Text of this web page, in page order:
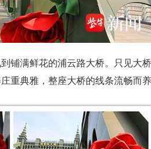
铺满鲜花的浦云路大桥。只见大
重典雅，整座大桥的线条流畅而养